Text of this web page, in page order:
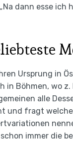
dann esse ich
Ursprung in
in Böhmen, wo
alle
und fragt
immer die